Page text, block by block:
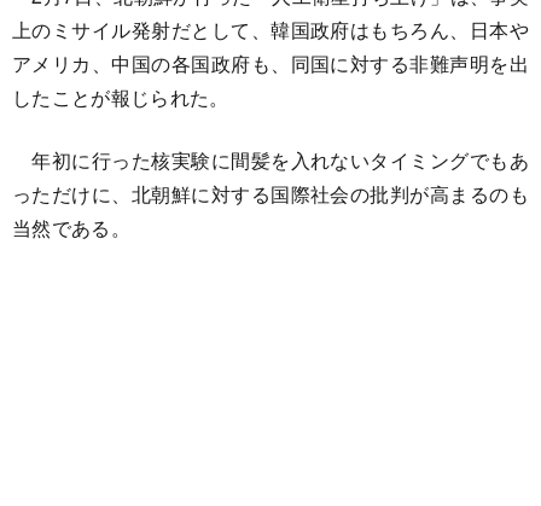
上のミサイル発射だとして、韓国政府はもちろん、日本や
アメリカ、中国の各国政府も、同国に対する非難声明を出
したことが報じられた。
年初に行った核実験に間髪を入れないタイミングでもあ
っただけに、北朝鮮に対する国際社会の批判が高まるのも
当然である。